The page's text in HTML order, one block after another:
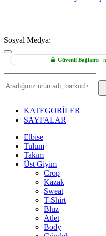
Sosyal Medya:
Güvenli Bağlantı
Ürün
KATEGORİLER
SAYFALAR
Elbise
Tulum
Takım
Üst Giyim
Crop
Kazak
Sweat
T-Shirt
Bluz
Atlet
Body